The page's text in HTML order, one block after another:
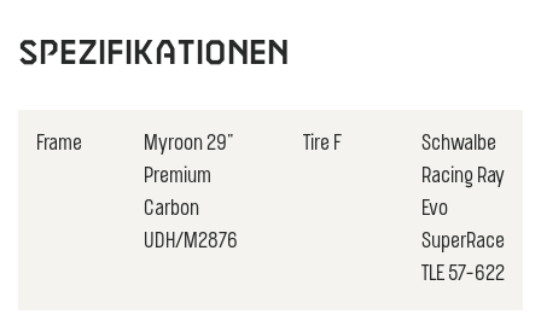
Spezifikationen
Frame
Myroon 29"
Premium
Carbon
UDH/M2876
Tire F
Schwalbe
Racing Ray
Evo
SuperRace
TLE 57-622